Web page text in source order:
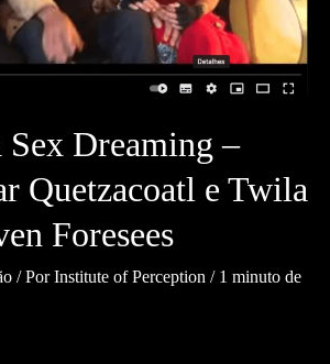
Sex Dreaming –
Quetzacoatl e Twila
Foresees
/ PorInstitute of Perception / 1 minuto de